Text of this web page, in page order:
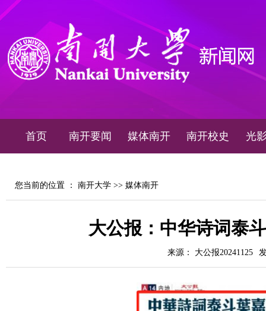
首页 南开要闻 媒体南开 南开校史 光
您当前的位置 ： 南开大学 >> 媒体南开
大公报：中华诗词泰
来源： 大公报20241125